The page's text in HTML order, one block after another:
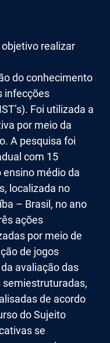
realizar
do conhecimento
infecções
Foi utilizada a
por meio da
A pesquisa foi
com 15
médio da
localizada no
– Brasil, no ano
ações
por meio de
de jogos
avaliação das
de acordo
do Sujeito
se